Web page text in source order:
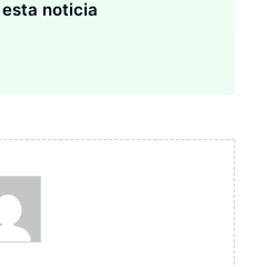
noticia